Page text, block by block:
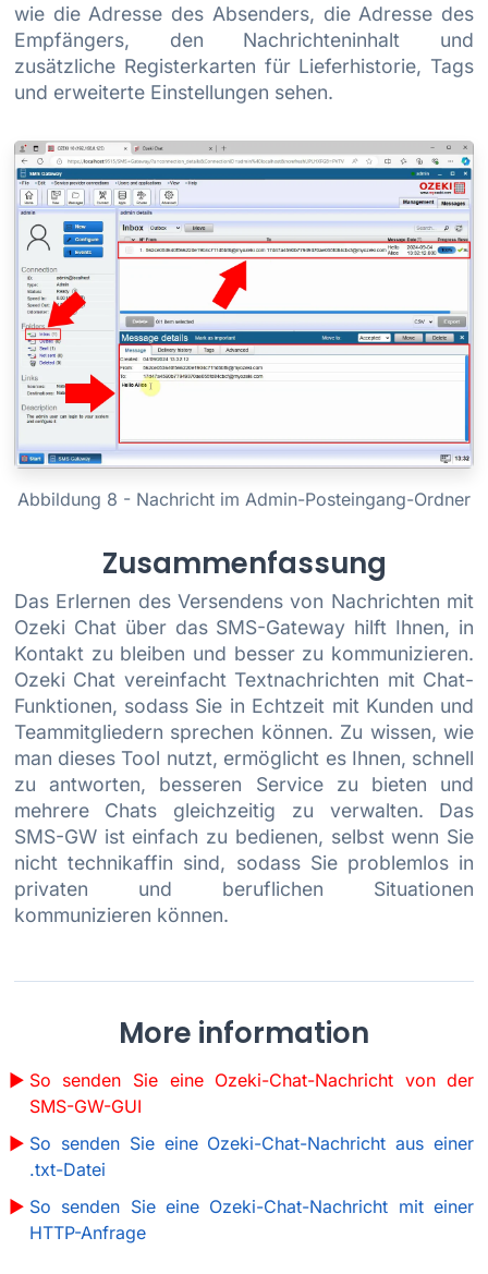
wie die Adresse des Absenders, die Adresse des
Empfängers, den Nachrichteninhalt und
zusätzliche Registerkarten für Lieferhistorie, Tags
und erweiterte Einstellungen sehen.
Abbildung 8 - Nachricht im Admin-Posteingang-Ordner
Zusammenfassung
Das Erlernen des Versendens von Nachrichten mit
Ozeki Chat über das SMS-Gateway hilft Ihnen, in
Kontakt zu bleiben und besser zu kommunizieren.
Ozeki Chat vereinfacht Textnachrichten mit Chat-
Funktionen, sodass Sie in Echtzeit mit Kunden und
Teammitgliedern sprechen können. Zu wissen, wie
man dieses Tool nutzt, ermöglicht es Ihnen, schnell
zu antworten, besseren Service zu bieten und
mehrere Chats gleichzeitig zu verwalten. Das
SMS-GW ist einfach zu bedienen, selbst wenn Sie
nicht technikaffin sind, sodass Sie problemlos in
privaten und beruflichen Situationen
kommunizieren können.
More information
So senden Sie eine Ozeki-Chat-Nachricht von der
SMS-GW-GUI
So senden Sie eine Ozeki-Chat-Nachricht aus einer
.txt-Datei
So senden Sie eine Ozeki-Chat-Nachricht mit einer
HTTP-Anfrage